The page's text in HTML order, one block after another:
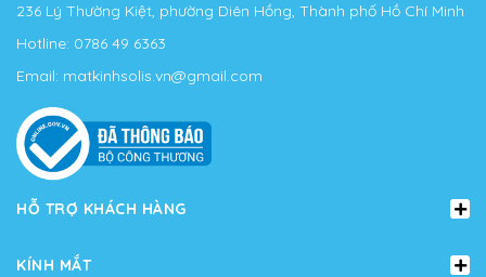
236 Lý Thường Kiệt, phường Diên Hồng, Thành phố Hồ Chí Minh
Hotline: 0786 49 6363
Email: matkinhsolis.vn@gmail.com
HỖ TRỢ KHÁCH HÀNG
KÍNH MẮT